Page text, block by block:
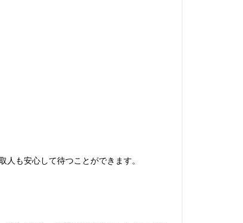
も安心して待つことができます。